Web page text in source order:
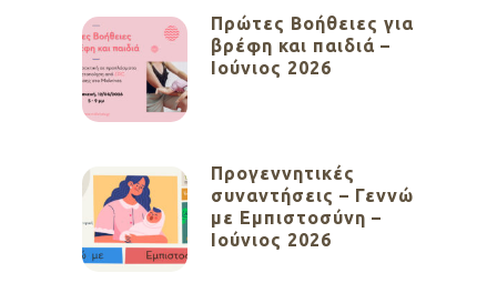
Πρώτες Βοήθειες για
βρέφη και παιδιά –
Ιούνιος 2026
Προγεννητικές
συναντήσεις – Γεννώ
με Εμπιστοσύνη –
Ιούνιος 2026